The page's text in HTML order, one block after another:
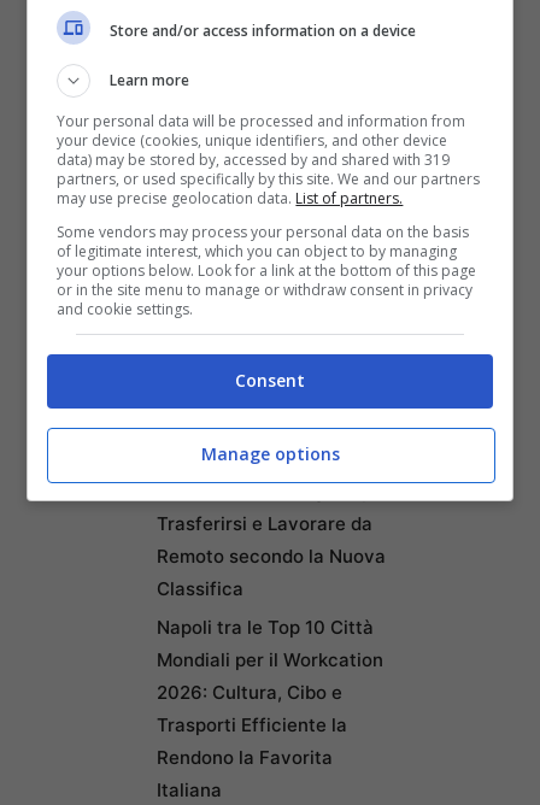
sembrano bilanciarsi con le diminuzioni
sebbene ilnord Italia
esoso rispetto alSud. In tutto ciò ci
guadagnerano si spera ituristiche in
estatepreferiscono certo ilmare
Siciliaallo smog cittadino diMilano.
Francesca Testa
Articoli recentiRicominciare da Zero:
Ecco i 10 Paesi Migliori per
Trasferirsi e Lavorare da
Remoto secondo la Nuova
Classifica
Napoli tra le Top 10 Città
Mondiali per il Workcation
2026: Cultura, Cibo e
Trasporti Efficiente la
Rendono la Favorita
Italiana
Store and/or access information on a device
Learn more
Your personal data will be processed and information from
your device (cookies, unique identifiers, and other device
data) may be stored by, accessed by and shared with 319
partners, or used specifically by this site. We and our partners
may use precise geolocation data. List of partners.
Some vendors may process your personal data on the basis
of legitimate interest, which you can object to by managing
your options below. Look for a link at the bottom of this page
or in the site menu to manage or withdraw consent in privacy
and cookie settings.
Consent
Manage options